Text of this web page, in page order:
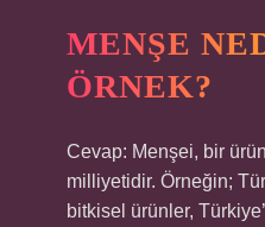
MENŞE
ÖRNEK?
Cevap: Menşei, bir
milliyetidir. Örneğin;
bitkisel ürünler,